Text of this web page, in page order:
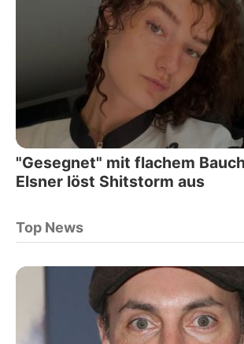
"Gesegnet" mit flachem
Elsner löst Shitstorm aus
Top News